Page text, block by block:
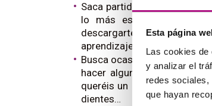
Esta página
Las cookies
y analizar el
redes sociales,
que hayan
Saca partido
a las apps y
lo más espabilados
descargarte sus apps
aprendizaje.
Busca ocasiones para
hacer algunas cenas a la
queréis un desafío, al
dientes…